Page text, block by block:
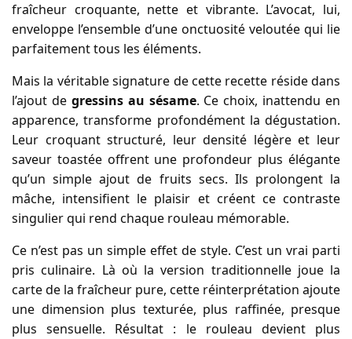
fraîcheur croquante, nette et vibrante. L’avocat, lui,
enveloppe l’ensemble d’une onctuosité veloutée qui lie
parfaitement tous les éléments.
Mais la véritable signature de cette recette réside dans
l’ajout de gressins au sésame. Ce choix, inattendu en
apparence, transforme profondément la dégustation.
Leur croquant structuré, leur densité légère et leur
saveur toastée offrent une profondeur plus élégante
qu’un simple ajout de fruits secs. Ils prolongent la
mâche, intensifient le plaisir et créent ce contraste
singulier qui rend chaque rouleau mémorable.
Ce n’est pas un simple effet de style. C’est un vrai parti
pris culinaire. Là où la version traditionnelle joue la
carte de la fraîcheur pure, cette réinterprétation ajoute
une dimension plus texturée, plus raffinée, presque
plus sensuelle. Résultat : le rouleau devient plus